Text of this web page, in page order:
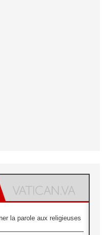
la parole aux religieuses